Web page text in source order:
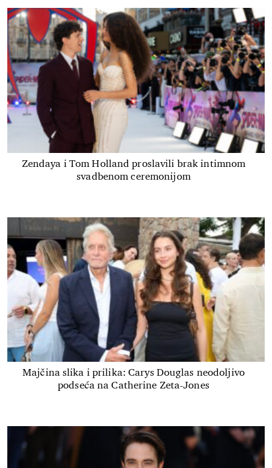
Zendaya i Tom Holland proslavili brak intimnom
svadbenom ceremonijom
Majčina slika i prilika: Carys Douglas neodoljivo
podseća na Catherine Zeta-Jones